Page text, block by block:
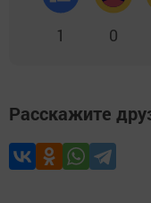
1 0
Расскажите